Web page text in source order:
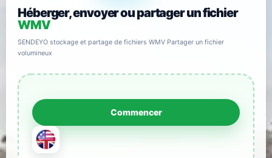
Héberger, envoyer ou partager un fichier
WMV
SENDEYO stockage et partage de fichiers WMV Partager un fichier
volumineux